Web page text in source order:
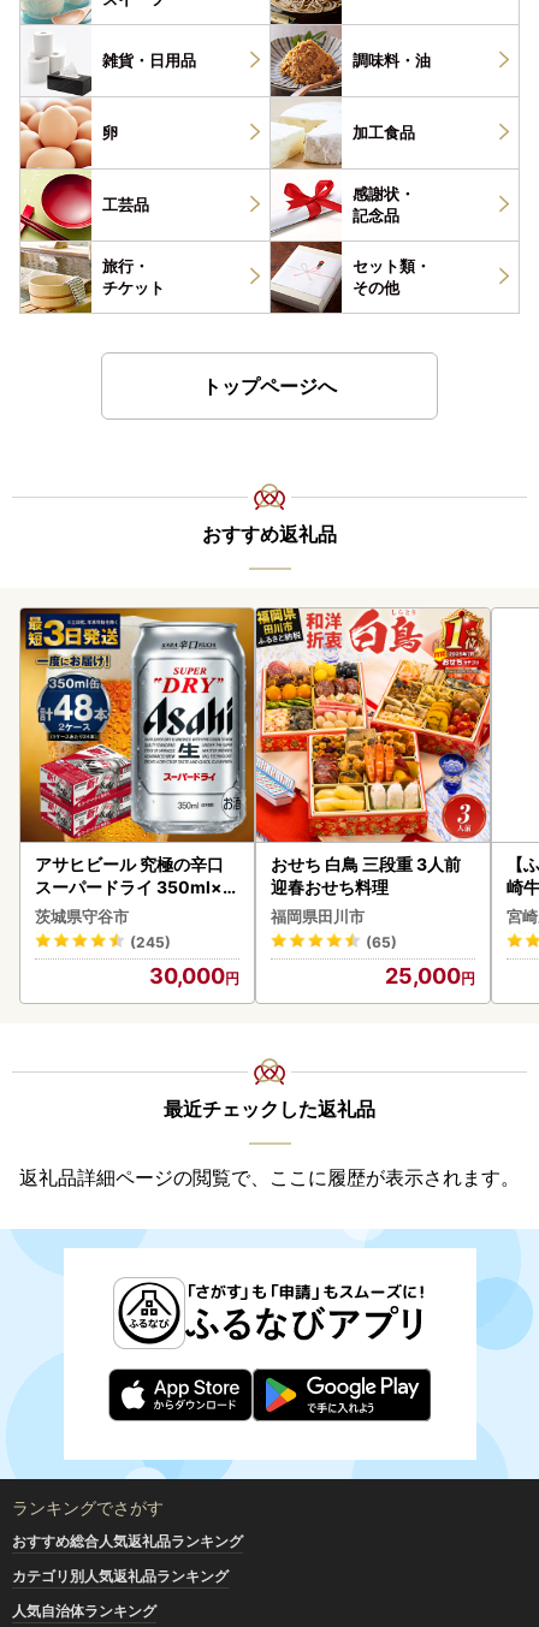
雑貨・ 日用品 調味料・ 油
卵 加工食品
工芸品
感謝状・
記念品
旅行・
チケット
セット類・
その他
トップページへ
おすすめ返礼品
アサヒビール 究極の辛口
スーパードライ 350ml×4
8本 ビール
茨城県守谷市
(245)
30,000
おせち 白鳥 三段重 3人前
迎春おせち料理
福岡県田川市
(65)
25,000
【
崎
-VO
宮
最近チェックした返礼品
返礼品詳細ページの閲覧で、ここに履歴が表示されます。
ランキングでさがす
おすすめ総合人気返礼品ランキング
カテゴリ別人気返礼品ランキング
人気自治体ランキング